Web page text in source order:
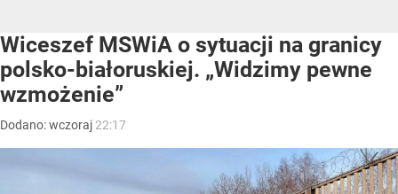
Wiceszef MSWiA o sytuacji na granicy
polsko-białoruskiej. „Widzimy pewne
wzmożenie”
Dodano:wczoraj 22:17